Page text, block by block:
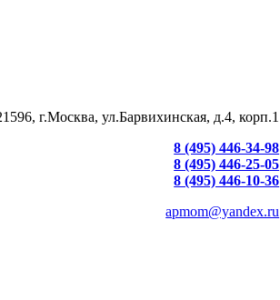
г.Москва, ул.Барвихинская, д.4, корп.1
8 (495) 446-34-98
8 (495) 446-25-05
8 (495) 446-10-36
apmom@yandex.ru